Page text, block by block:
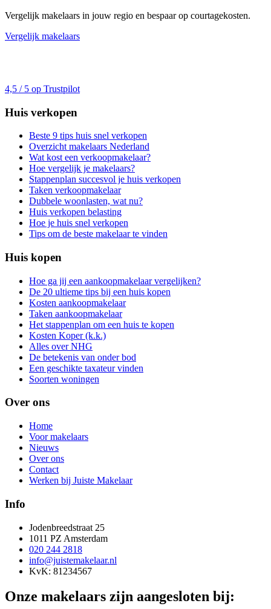
Vergelijk makelaars in jouw regio en bespaar op courtagekosten.
Vergelijk makelaars
4,5 / 5 op Trustpilot
Huis verkopen
Beste 9 tips huis snel verkopen
Overzicht makelaars Nederland
Wat kost een verkoopmakelaar?
Hoe vergelijk je makelaars?
Stappenplan succesvol je huis verkopen
Taken verkoopmakelaar
Dubbele woonlasten, wat nu?
Huis verkopen belasting
Hoe je huis snel verkopen
Tips om de beste makelaar te vinden
Huis kopen
Hoe ga jij een aankoopmakelaar vergelijken?
De 20 ultieme tips bij een huis kopen
Kosten aankoopmakelaar
Taken aankoopmakelaar
Het stappenplan om een huis te kopen
Kosten Koper (k.k.)
Alles over NHG
De betekenis van onder bod
Een geschikte taxateur vinden
Soorten woningen
Over ons
Home
Voor makelaars
Nieuws
Over ons
Contact
Werken bij Juiste Makelaar
Info
Jodenbreedstraat 25
1011 PZ Amsterdam
020 244 2818
info@juistemakelaar.nl
KvK: 81234567
Onze makelaars zijn aangesloten bij: